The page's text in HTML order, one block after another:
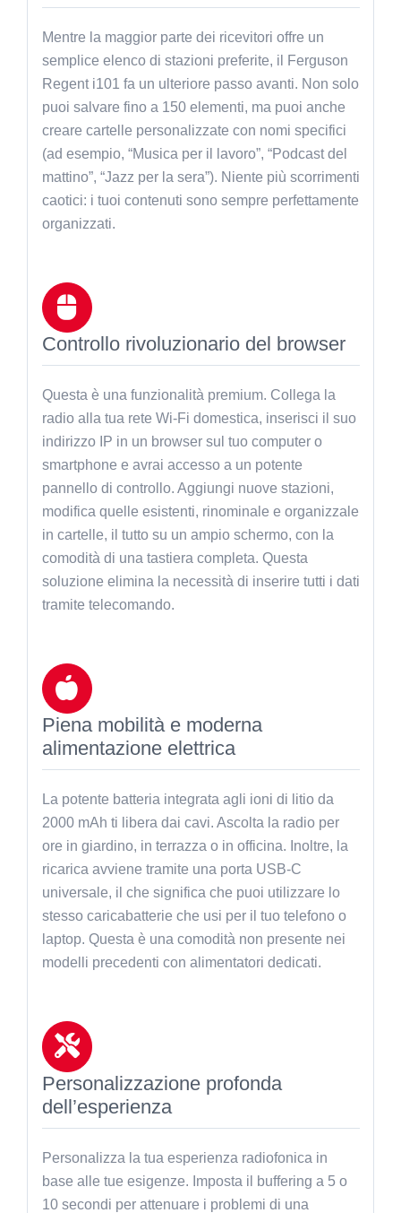
Mentre la maggior parte dei ricevitori offre un
semplice elenco di stazioni preferite, il Ferguson
Regent i101 fa un ulteriore passo avanti. Non solo
puoi salvare fino a 150 elementi, ma puoi anche
creare cartelle personalizzate con nomi specifici
(ad esempio, “Musica per il lavoro”, “Podcast del
mattino”, “Jazz per la sera”). Niente più scorrimenti
caotici: i tuoi contenuti sono sempre perfettamente
organizzati.
Controllo rivoluzionario del browser
Questa è una funzionalità premium. Collega la
radio alla tua rete Wi-Fi domestica, inserisci il suo
indirizzo IP in un browser sul tuo computer o
smartphone e avrai accesso a un potente
pannello di controllo. Aggiungi nuove stazioni,
modifica quelle esistenti, rinominale e organizzale
in cartelle, il tutto su un ampio schermo, con la
comodità di una tastiera completa. Questa
soluzione elimina la necessità di inserire tutti i dati
tramite telecomando.
Piena mobilità e moderna
alimentazione elettrica
La potente batteria integrata agli ioni di litio da
2000 mAh ti libera dai cavi. Ascolta la radio per
ore in giardino, in terrazza o in officina. Inoltre, la
ricarica avviene tramite una porta USB-C
universale, il che significa che puoi utilizzare lo
stesso caricabatterie che usi per il tuo telefono o
laptop. Questa è una comodità non presente nei
modelli precedenti con alimentatori dedicati.
Personalizzazione profonda
dell’esperienza
Personalizza la tua esperienza radiofonica in
base alle tue esigenze. Imposta il buffering a 5 o
10 secondi per attenuare i problemi di una